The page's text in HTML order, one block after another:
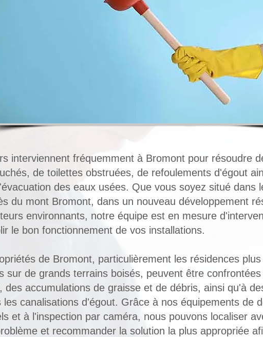
interviennent fréquemment à Bromont pour résoudre
de toilettes obstruées, de refoulements d'égout
des eaux usées. Que vous soyez situé dans
du mont Bromont, dans un nouveau développement
environnants, notre équipe est en mesure
le bon fonctionnement de vos installations.
de Bromont, particulièrement les résidences
sur de grands terrains boisés, peuvent être
des accumulations de graisse et de débris, ainsi qu'à
les canalisations d'égout. Grâce à nos équipements de
et à l'inspection par caméra, nous pouvons localiser
et recommander la solution la plus appropriée